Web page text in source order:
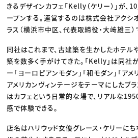
きるデザインカフェ「Kelly（ケリー）」が、
ープンする。運営するのは株式会社アクシ
ラス（横浜市中区、代表取締役・大﨑雄三）
同社はこれまで、古建築を生かしたホテル
築を数多く手がけてきた。「Kelly」は同社
ー「ヨーロピアンモダン」「和モダン」「アメ
アメリカンヴィンテージをテーマにしたブ
はカフェという日常的な場で、リアルな
感で体験できる。
店名はハリウッド女優グレース・ケリーに